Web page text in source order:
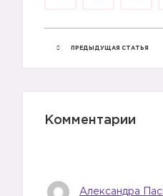
ПРЕДЫДУЩАЯ СТАТЬЯ
Комментарии
Александра